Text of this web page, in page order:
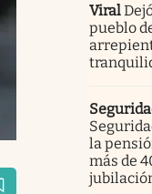
Viral
pueblo
la
más de